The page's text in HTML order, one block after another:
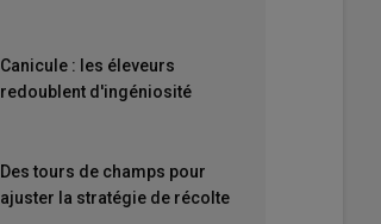
Canicule : les éleveurs
redoublent d'ingéniosité
Des tours de champs pour
ajuster la stratégie de récolte